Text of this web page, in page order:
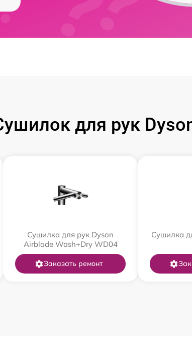
для рук
Сушилка для рук Dyson
Airblade Wash+Dry WD04
Заказать ремонт
Сушилка